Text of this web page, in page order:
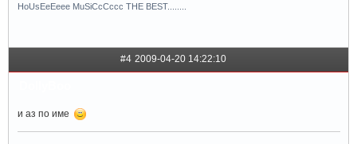
HoUsEeEeee MuSiCcCccc THE BEST........
#4 2009-04-20 14:22:10
и аз по име